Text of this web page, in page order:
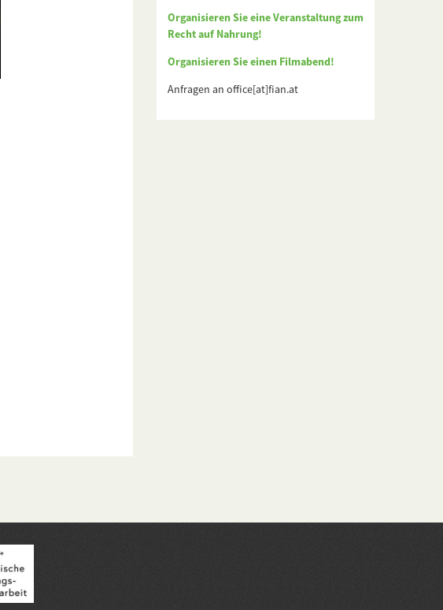
Organisieren Sie eine Veranstaltung zum
Recht auf Nahrung!
Organisieren Sie einen Filmabend!
Anfragen an office[at]fian.at